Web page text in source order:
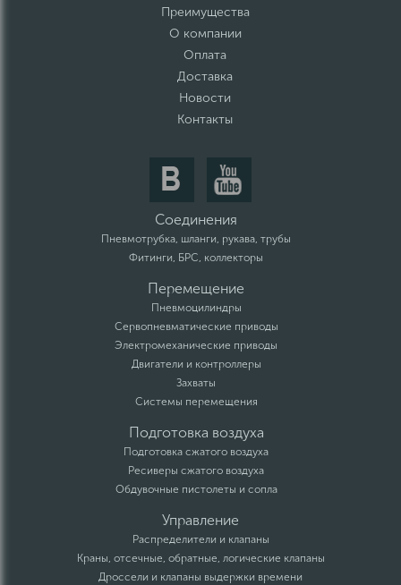
Преимущества
О компании
Оплата
Доставка
Новости
Контакты
Соединения
Пневмотрубка, шланги, рукава, трубы
Фитинги, БРС, коллекторы
Перемещение
Пневмоцилиндры
Сервопневматические приводы
Электромеханические приводы
Двигатели и контроллеры
Захваты
Системы перемещения
Подготовка воздуха
Подготовка сжатого воздуха
Ресиверы сжатого воздуха
Обдувочные пистолеты и сопла
Управление
Распределители и клапаны
Краны, отсечные, обратные, логические клапаны
Дроссели и клапаны выдержки времени